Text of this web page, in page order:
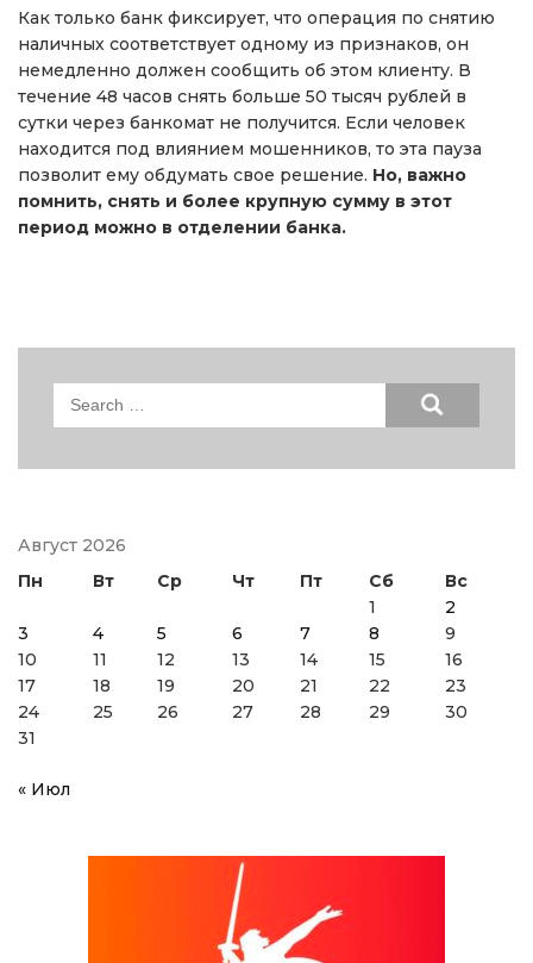
Как только банк фиксирует, что операция по снятию
наличных соответствует одному из признаков, он
немедленно должен сообщить об этом клиенту. В
течение 48 часов снять больше 50 тысяч рублей в
сутки через банкомат не получится. Если человек
находится под влиянием мошенников, то эта пауза
позволит ему обдумать свое решение. Но, важно
помнить, снять и более крупную сумму в этот
период можно в отделении банка.
Search
Август 2026
Пн
Вт Ср Чт Пт Сб
Вс
1
2
3
4 5 6 7 8
9
10
11 12 13 14 15
16
17
18 19 20 21 22
23
24
25 26 27 28 29
30
31
« Июл